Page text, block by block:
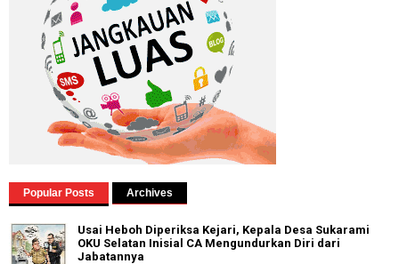
Popular Posts Archives
Usai Heboh Diperiksa Kejari, Kepala Desa Sukarami
OKU Selatan Inisial CA Mengundurkan Diri dari
Jabatannya